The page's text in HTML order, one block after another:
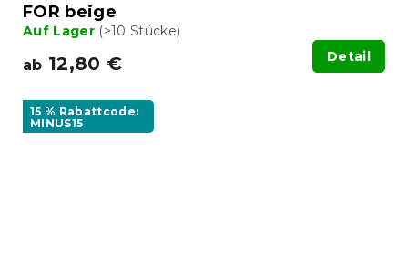
FOR beige
Auf Lager (>10 Stücke)
ab 12,80 € Detail
15 % Rabattcode:
MINUS15